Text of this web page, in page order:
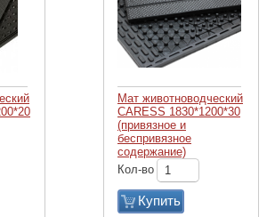
Мат животноводческий
CARESS 1830*1200*30
(привязное и
беспривязное
содержание)
Кол-во
Купить